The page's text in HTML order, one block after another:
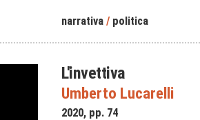
narrativa / politica
L'invettiva
Umberto Lucarelli
2020, pp. 74